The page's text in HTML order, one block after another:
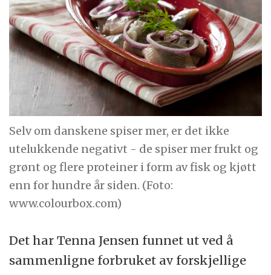
Selv om danskene spiser mer, er det ikke
utelukkende negativt - de spiser mer frukt og
grønt og flere proteiner i form av fisk og kjøtt
enn for hundre år siden. (Foto:
www.colourbox.com)
Det har Tenna Jensen funnet ut ved å
sammenligne forbruket av forskjellige